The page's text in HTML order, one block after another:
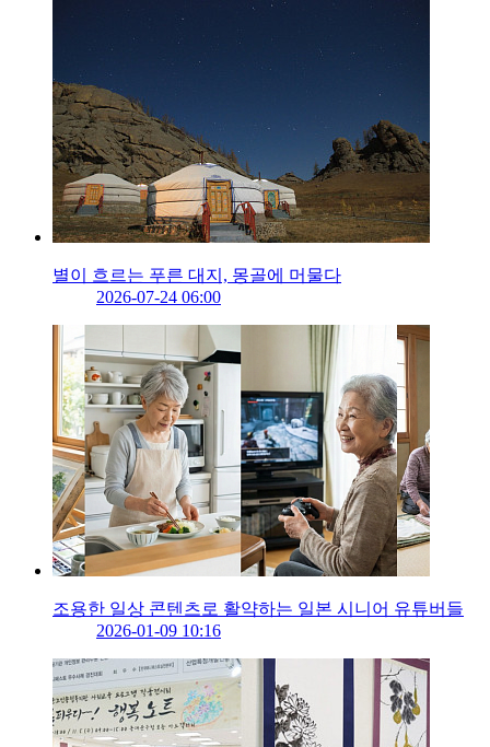
별이 흐르는 푸른 대지, 몽골에 머물다
2026-07-24 06:00
조용한 일상 콘텐츠로 활약하는 일본 시니어 유튜버들
2026-01-09 10:16